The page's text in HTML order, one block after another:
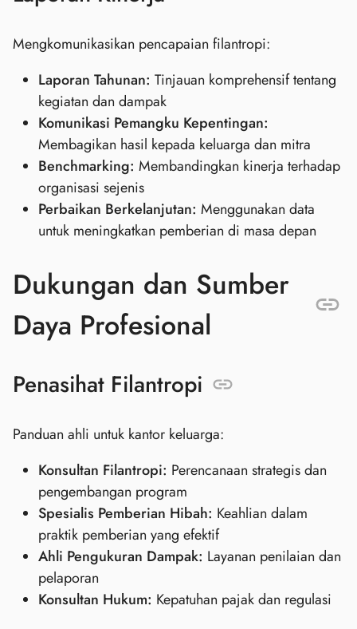
Mengkomunikasikan pencapaian filantropi:
Laporan Tahunan: Tinjauan komprehensif tentang
kegiatan dan dampak
Komunikasi Pemangku Kepentingan:
Membagikan hasil kepada keluarga dan mitra
Benchmarking: Membandingkan kinerja terhadap
organisasi sejenis
Perbaikan Berkelanjutan: Menggunakan data
untuk meningkatkan pemberian di masa depan
Dukungan dan Sumber
Daya Profesional
Penasihat Filantropi
Panduan ahli untuk kantor keluarga:
Konsultan Filantropi: Perencanaan strategis dan
pengembangan program
Spesialis Pemberian Hibah: Keahlian dalam
praktik pemberian yang efektif
Ahli Pengukuran Dampak: Layanan penilaian dan
pelaporan
Konsultan Hukum: Kepatuhan pajak dan regulasi